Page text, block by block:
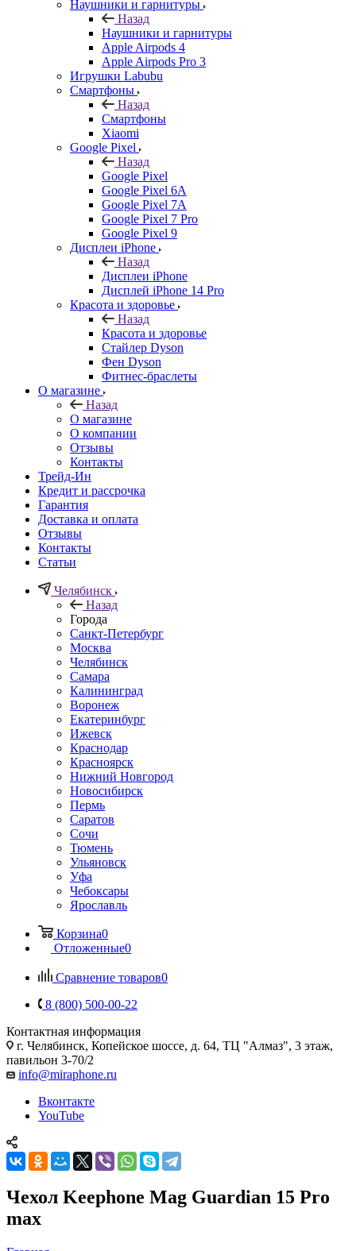
Наушники и гарнитуры
Назад
Наушники и гарнитуры
Apple Airpods 4
Apple Airpods Pro 3
Игрушки Labubu
Смартфоны
Назад
Смартфоны
Xiaomi
Google Pixel
Назад
Google Pixel
Google Pixel 6A
Google Pixel 7А
Google Pixel 7 Pro
Google Pixel 9
Дисплеи iPhone
Назад
Дисплеи iPhone
Дисплей iPhone 14 Pro
Красота и здоровье
Назад
Красота и здоровье
Стайлер Dyson
Фен Dyson
Фитнес-браслеты
О магазине
Назад
О магазине
О компании
Отзывы
Контакты
Трейд-Ин
Кредит и рассрочка
Гарантия
Доставка и оплата
Отзывы
Контакты
Статьи
Челябинск
Назад
Города
Санкт-Петербург
Москва
Челябинск
Самара
Калининград
Воронеж
Екатеринбург
Ижевск
Краснодар
Красноярск
Нижний Новгород
Новосибирск
Пермь
Саратов
Сочи
Тюмень
Ульяновск
Уфа
Чебоксары
Ярославль
Корзина0
Отложенные0
Сравнение товаров0
8 (800) 500-00-22
Контактная информация
г. Челябинск, Копейское шоссе, д. 64, ТЦ "Алмаз", 3 этаж,
павильон 3-70/2
info@miraphone.ru
Вконтакте
YouTube
Чехол Keephone Mag Guardian 15 Pro
max